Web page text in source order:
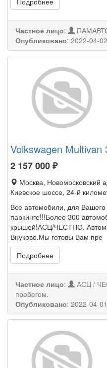
Частное лицо:
Опубликовано: 2022-04-
Volkswagen Multivan
2 157 000₽
Москва, Новомосковский
Киевское шоссе, 24-й
Все автомобили, для
паркинге!!!Более 300
крышей!АСЦ/ЧЕСТНО.
Внуково.Мы готовы Вам пре
Подробнее
Частное лицо:
АСЦ /
пробегом.
Опубликовано: 2022-04-